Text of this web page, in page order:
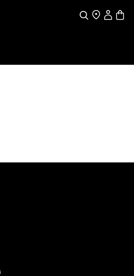
Meklēšana
TirgotājaLietotāja